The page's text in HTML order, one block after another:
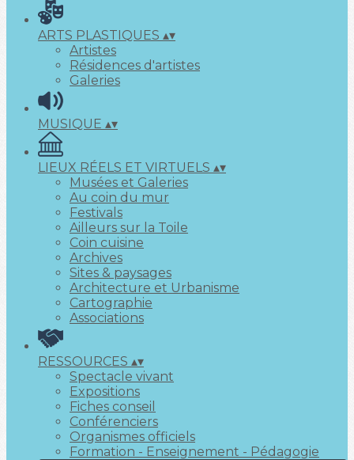
ARTS PLASTIQUES ▴▾
Artistes
Résidences d'artistes
Galeries
MUSIQUE ▴▾
LIEUX RÉELS ET VIRTUELS ▴▾
Musées et Galeries
Au coin du mur
Festivals
Ailleurs sur la Toile
Coin cuisine
Archives
Sites & paysages
Architecture et Urbanisme
Cartographie
Associations
RESSOURCES ▴▾
Spectacle vivant
Expositions
Fiches conseil
Conférenciers
Organismes officiels
Formation - Enseignement - Pédagogie